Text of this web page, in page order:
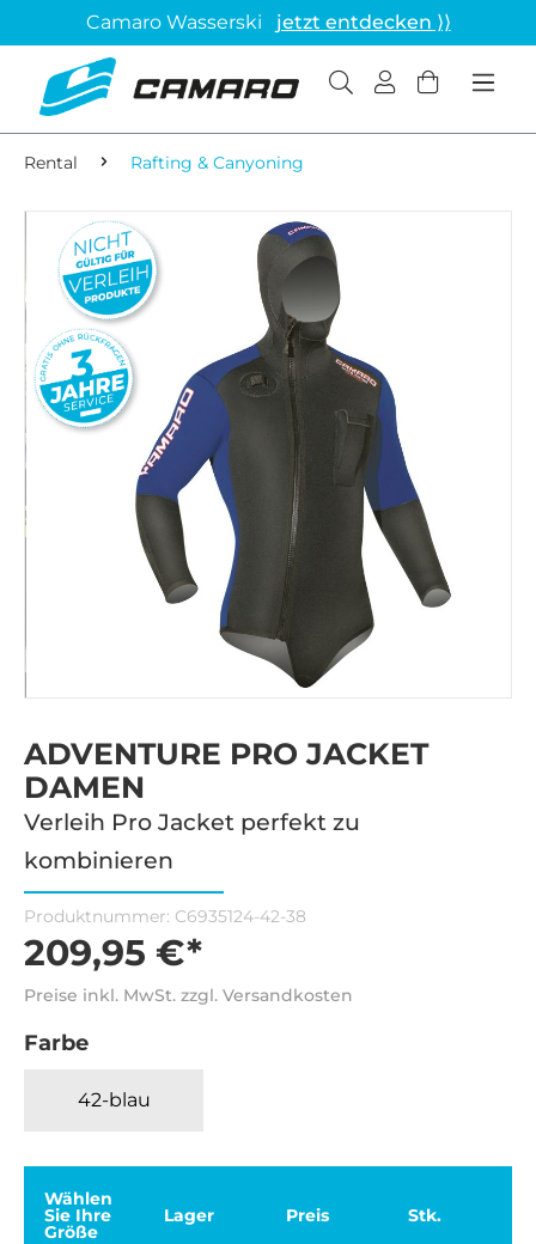
Camaro Wasserski jetzt entdecken ⟩⟩
Rental Rafting & Canyoning
ADVENTURE PRO JACKET
DAMEN
Verleih Pro Jacket perfekt zu
kombinieren
Produktnummer: C6935124-42-38
209,95 €*
Preise inkl. MwSt. zzgl. Versandkosten
Farbe
42-blau
Wählen
Sie Ihre
Größe
Lager Preis Stk.